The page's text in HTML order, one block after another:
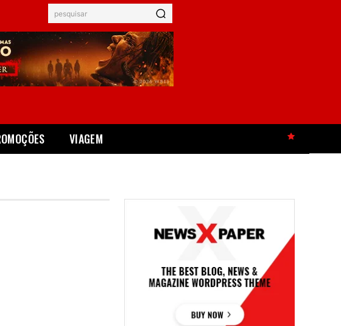
pesquisar
VIAGEM